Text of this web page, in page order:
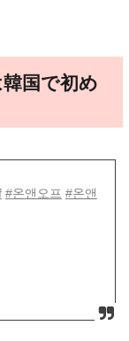
国で初め
#온앤오프 #온앤